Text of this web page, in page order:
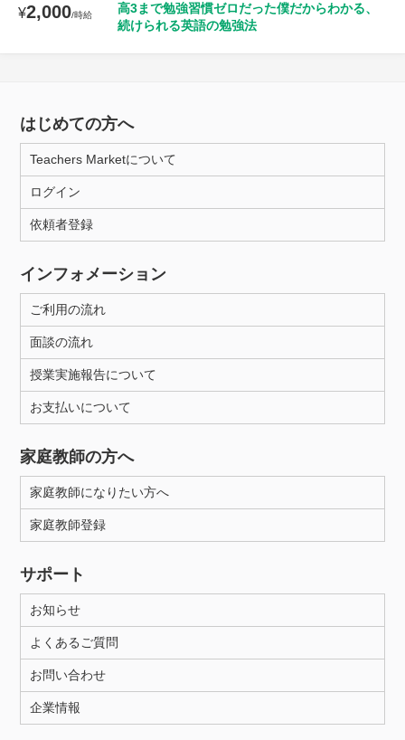
¥2,000/時給
高3まで勉強習慣ゼロだった僕だからわかる、
続けられる英語の勉強法
はじめての方へ
Teachers Marketについて
ログイン
依頼者登録
インフォメーション
ご利用の流れ
面談の流れ
授業実施報告について
お支払いについて
家庭教師の方へ
家庭教師になりたい方へ
家庭教師登録
サポート
お知らせ
よくあるご質問
お問い合わせ
企業情報